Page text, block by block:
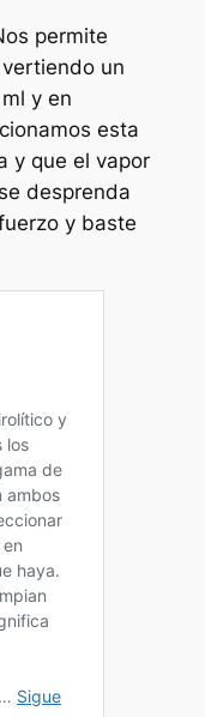
permite
un
y en
esta
y que el vapor
desprenda
y baste